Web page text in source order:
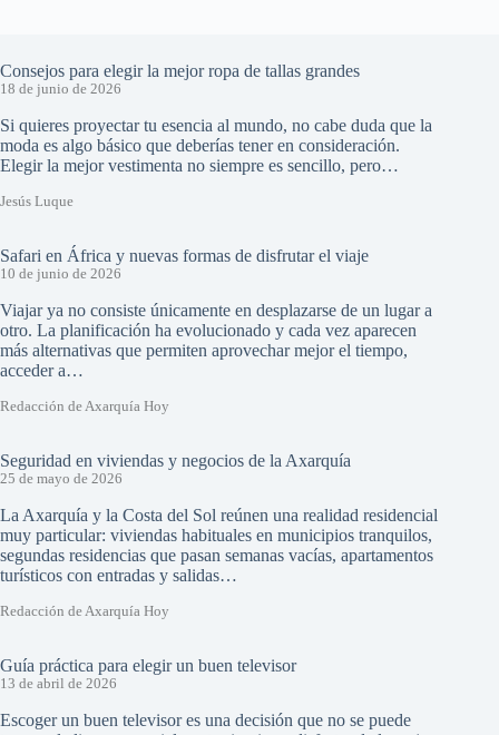
Consejos para elegir la mejor ropa de tallas grandes
18 de junio de 2026
Si quieres proyectar tu esencia al mundo, no cabe duda que la
moda es algo básico que deberías tener en consideración.
Elegir la mejor vestimenta no siempre es sencillo, pero…
Jesús Luque
Safari en África y nuevas formas de disfrutar el viaje
10 de junio de 2026
Viajar ya no consiste únicamente en desplazarse de un lugar a
otro. La planificación ha evolucionado y cada vez aparecen
más alternativas que permiten aprovechar mejor el tiempo,
acceder a…
Redacción de Axarquía Hoy
Seguridad en viviendas y negocios de la Axarquía
25 de mayo de 2026
La Axarquía y la Costa del Sol reúnen una realidad residencial
muy particular: viviendas habituales en municipios tranquilos,
segundas residencias que pasan semanas vacías, apartamentos
turísticos con entradas y salidas…
Redacción de Axarquía Hoy
Guía práctica para elegir un buen televisor
13 de abril de 2026
Escoger un buen televisor es una decisión que no se puede